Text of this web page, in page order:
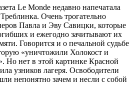
Le Monde недавно напечатала
Очень трогательно
Павла и Эву Савицки, которые
и ежегодно зачитывают их
Говорится и о печальной судьбе
«уничтожили Холокост и
Но нет в этой картинке Красной
узников лагеря. Освободители
непонятно зачем и несли с собой